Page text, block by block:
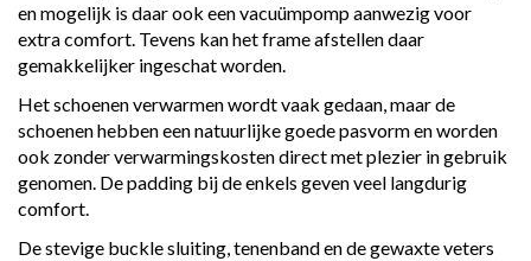
en mogelijk is daar ook een vacuümpomp aanwezig voor
extra comfort. Tevens kan het frame afstellen daar
gemakkelijker ingeschat worden.
Het schoenen verwarmen wordt vaak gedaan, maar de
schoenen hebben een natuurlijke goede pasvorm en worden
ook zonder verwarmingskosten direct met plezier in gebruik
genomen. De padding bij de enkels geven veel langdurig
comfort.
De stevige buckle sluiting, tenenband en de gewaxte veters